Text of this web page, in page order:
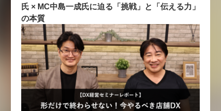
氏 × MC中島一成氏に迫る「挑戦」と「伝える力」
の本質